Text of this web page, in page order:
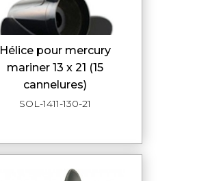
hélice pour mercury
mariner 13 x 21 (15
cannelures)
SOL-1411-130-21